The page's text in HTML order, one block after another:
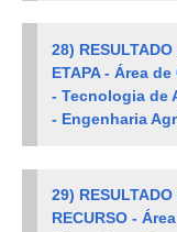
28) RESULTADO
ETAPA -Área
- Tecnologia de
- Engenharia
29) RESULTADO
RECURSO-